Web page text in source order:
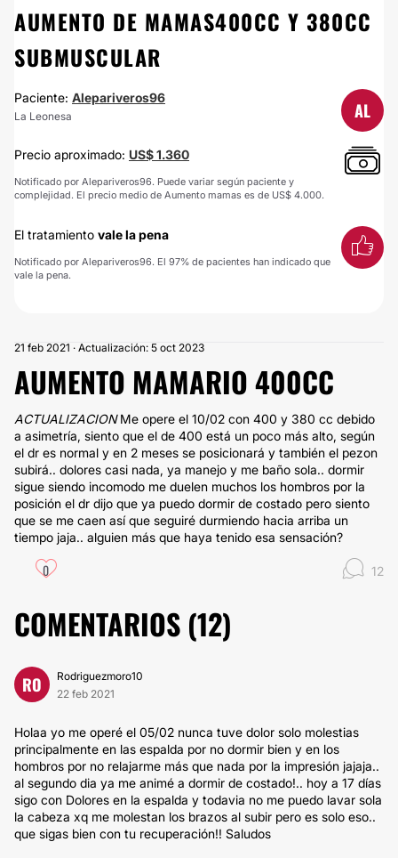
AUMENTO DE MAMAS400CC Y 380CC
SUBMUSCULAR
Paciente: Alepariveros96
La Leonesa AL
Precio aproximado: US$ 1.360
Notificado por Alepariveros96. Puede variar según paciente y
complejidad. El precio medio de Aumento mamas es de US$ 4.000.
El tratamiento vale la pena
Notificado por Alepariveros96. El 97% de pacientes han indicado que
vale la pena.
21 feb 2021 · Actualización: 5 oct 2023
AUMENTO MAMARIO 400CC
ACTUALIZACIONMe opere el 10/02 con 400 y 380 cc debido
a asimetría, siento que el de 400 está un poco más alto, según
el dr es normal y en 2 meses se posicionará y también el pezon
subirá.. dolores casi nada, ya manejo y me baño sola.. dormir
sigue siendo incomodo me duelen muchos los hombros por la
posición el dr dijo que ya puedo dormir de costado pero siento
que se me caen así que seguiré durmiendo hacia arriba un
tiempo jaja.. alguien más que haya tenido esa sensación?
0 12
COMENTARIOS (12)
RO
Rodriguezmoro10
22 feb 2021
Holaa yo me operé el 05/02 nunca tuve dolor solo molestias
principalmente en las espalda por no dormir bien y en los
hombros por no relajarme más que nada por la impresión jajaja..
al segundo dia ya me animé a dormir de costado!.. hoy a 17 días
sigo con Dolores en la espalda y todavia no me puedo lavar sola
la cabeza xq me molestan los brazos al subir pero es solo eso..
que sigas bien con tu recuperación!! Saludos